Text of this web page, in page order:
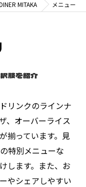
MITAKA メニュー
肢を紹介
リンクのラインナ
、オーバーライス
揃っています。見
特別メニューな
します。また、お
やシェアしやすい